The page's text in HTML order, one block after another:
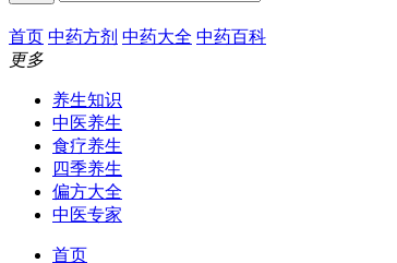
首页 中药方剂 中药大全 中药百科
更多
养生知识
中医养生
食疗养生
四季养生
偏方大全
中医专家
首页